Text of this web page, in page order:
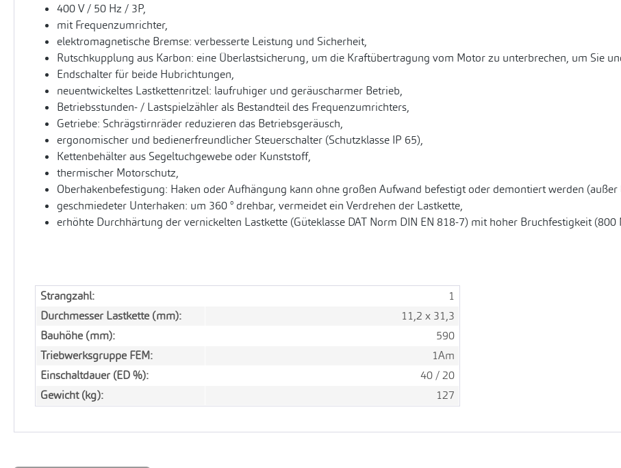
400 V / 50 Hz / 3P,
mit Frequenzumrichter,
elektromagnetische Bremse: verbesserte Leistung und Sicherheit,
Rutschkupplung aus Karbon: eine Überlastsicherung, um die Kraftübertragung vom Motor zu unterbrechen, um Sie
Endschalter für beide Hubrichtungen,
neuentwickeltes Lastkettenritzel: laufruhiger und geräuscharmer Betrieb,
Betriebsstunden- / Lastspielzähler als Bestandteil des Frequenzumrichters,
Getriebe: Schrägstirnräder reduzieren das Betriebsgeräusch,
ergonomischer und bedienerfreundlicher Steuerschalter (Schutzklasse IP 65),
Kettenbehälter aus Segeltuchgewebe oder Kunststoff,
thermischer Motorschutz,
Oberhakenbefestigung: Haken oder Aufhängung kann ohne großen Aufwand befestigt oder demontiert werden (außer
geschmiedeter Unterhaken: um 360 ° drehbar, vermeidet ein Verdrehen der Lastkette,
erhöhte Durchhärtung der vernickelten Lastkette (Güteklasse DAT Norm DIN EN 818-7) mit hoher Bruchfestigkeit
Strangzahl:
1
Durchmesser Lastkette (mm):
11,2 x 31,3
Bauhöhe (mm):
590
Triebwerksgruppe FEM:
1Am
Einschaltdauer (ED %):
40 / 20
Gewicht (kg):
127